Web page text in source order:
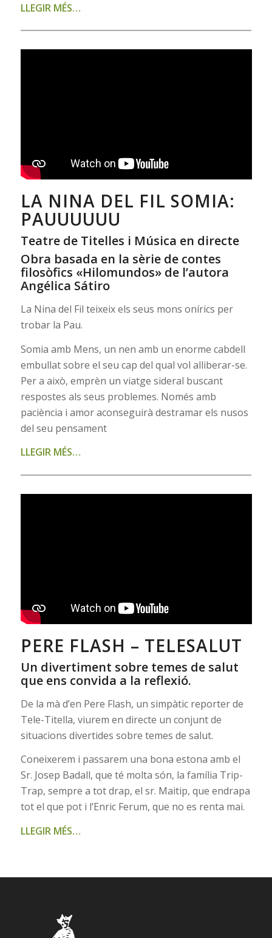
LLEGIR MÉS…
LA NINA DEL FIL SOMIA:
PAUUUUUU
Teatre de Titelles i Música en directe
Obra basada en la sèrie de contes
filosòfics «Hilomundos» de l’autora
Angélica Sátiro
La Nina del Fil teixeix els seus mons onírics per
trobar la Pau.
Somia amb Mens, un nen amb un enorme cabdell
embullat sobre el seu cap del qual vol alliberar-se.
Per a això, emprèn un viatge sideral buscant
respostes als seus problemes. Només amb
paciència i amor aconseguirà destramar els nusos
del seu pensament
LLEGIR MÉS…
PERE FLASH – TELESALUT
Un divertiment sobre temes de salut
que ens convida a la reflexió.
De la mà d’en Pere Flash, un simpàtic reporter de
Tele-Titella, viurem en directe un conjunt de
situacions divertides sobre temes de salut.
Coneixerem i passarem una bona estona amb el
Sr. Josep Badall, que té molta són, la família Trip-
Trap, sempre a tot drap, el sr. Maitip, que endrapa
tot el que pot i l’Enric Ferum, que no es renta mai.
LLEGIR MÉS…